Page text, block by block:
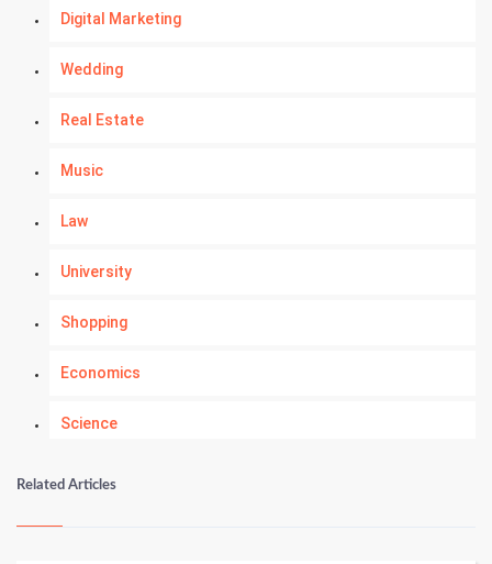
Digital Marketing
Wedding
Real Estate
Music
Law
University
Shopping
Economics
Science
Numerology
Kundli Gyan
Related Articles